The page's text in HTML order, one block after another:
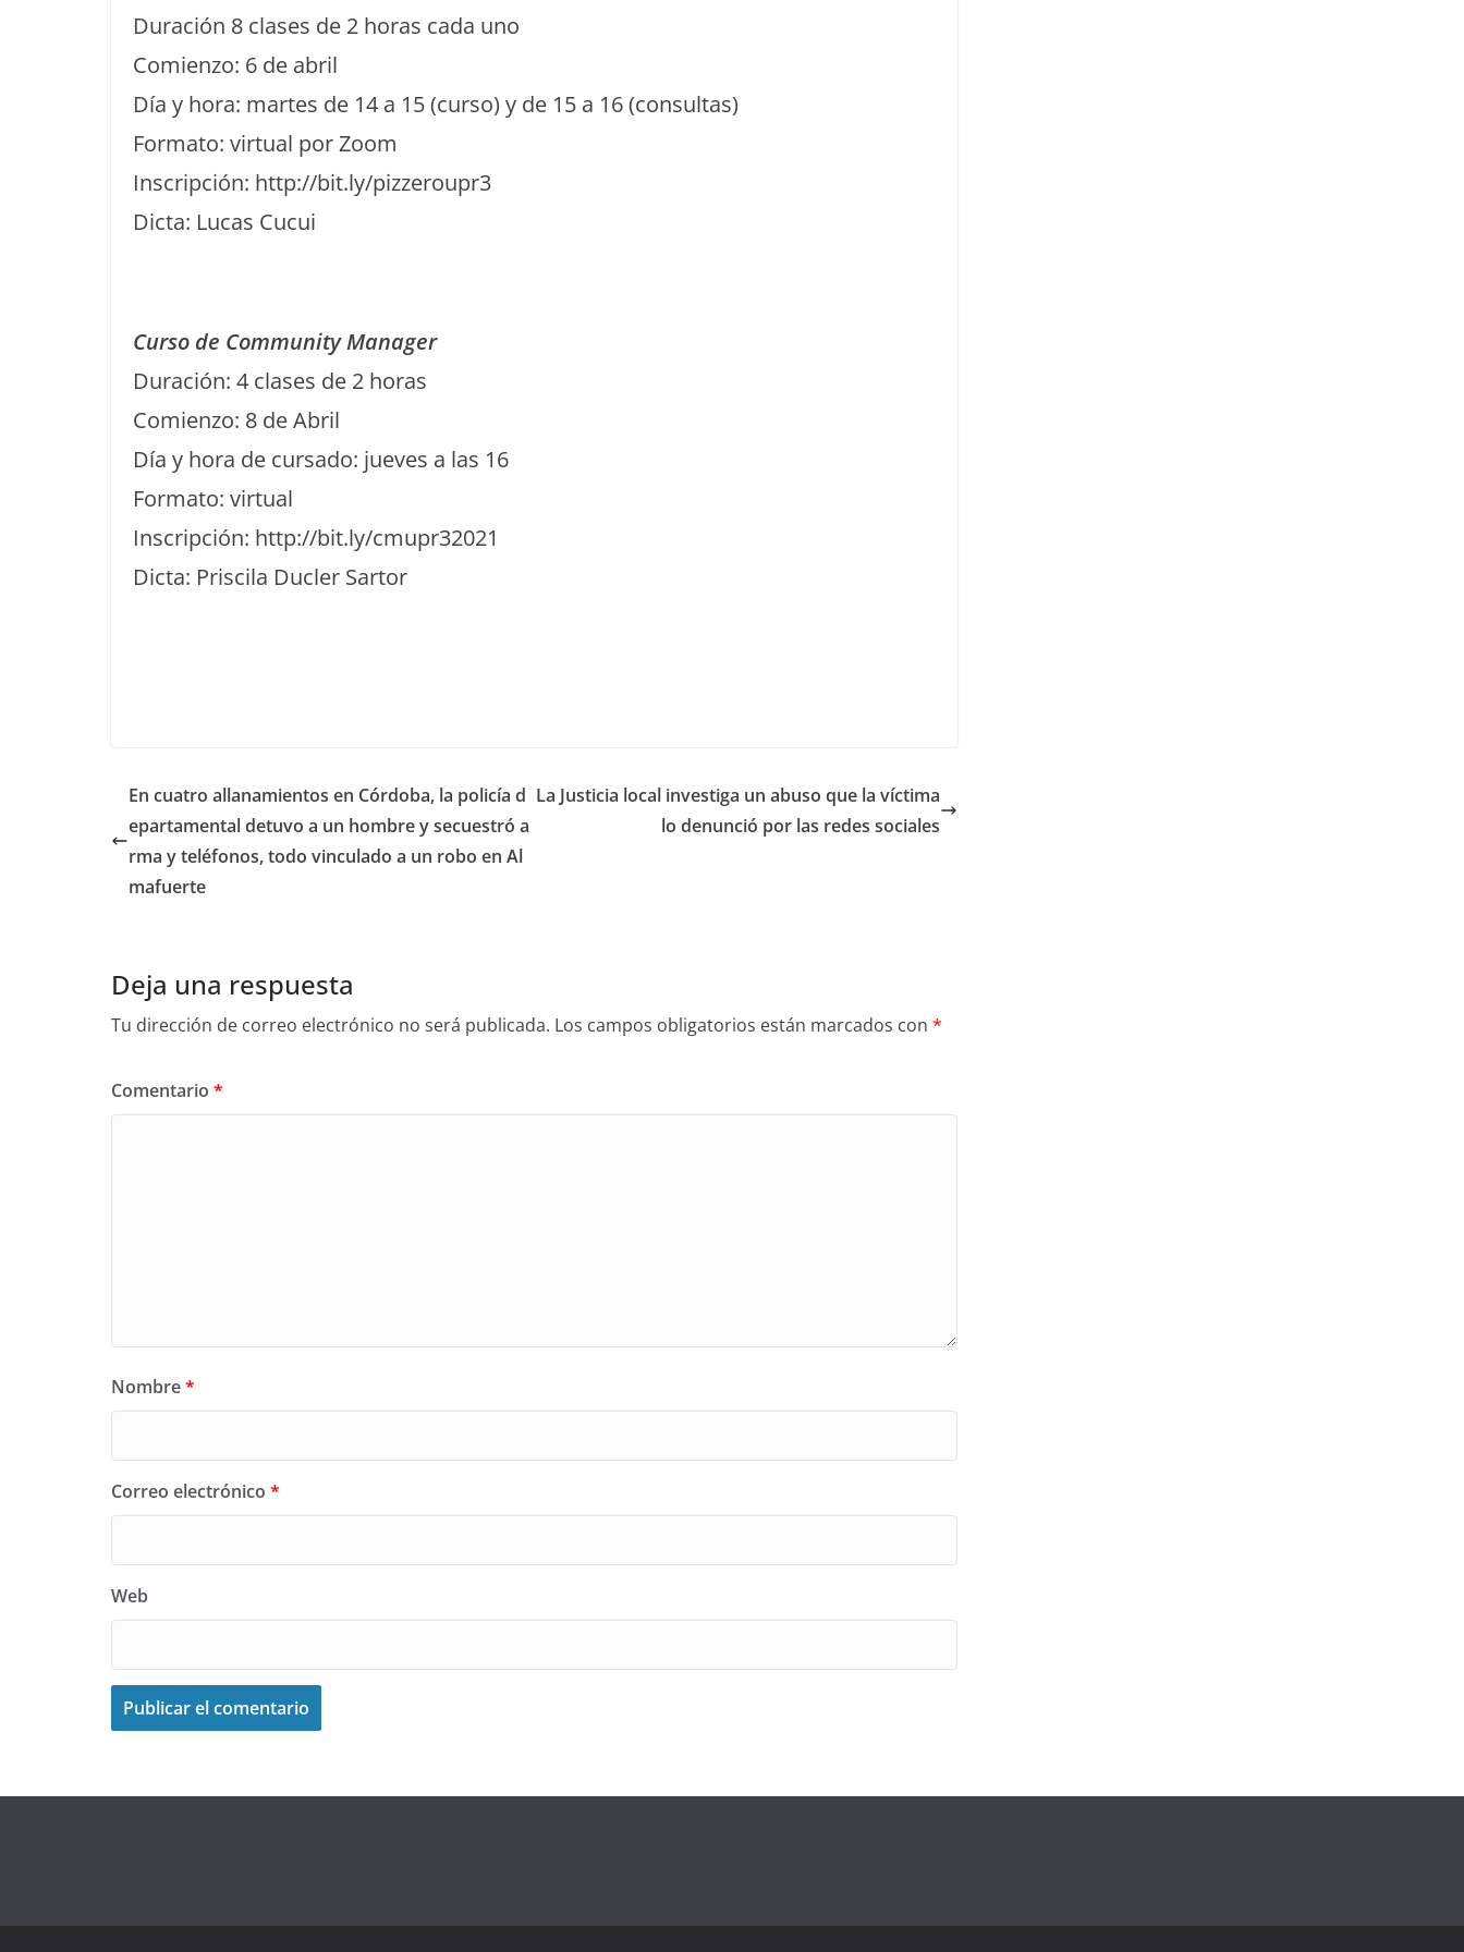
Duración 8 clases de 2 horas cada uno
Comienzo: 6 de abril
Día y hora: martes de 14 a 15 (curso) y de 15 a 16 (consultas)
Formato: virtual por Zoom
Inscripción: http://bit.ly/pizzeroupr3
Dicta: Lucas Cucui
Curso de Community Manager
Duración: 4 clases de 2 horas
Comienzo: 8 de Abril
Día y hora de cursado: jueves a las 16
Formato: virtual
Inscripción: http://bit.ly/cmupr32021
Dicta: Priscila Ducler Sartor
En cuatro allanamientos en Córdoba, la policía d
epartamental detuvo a un hombre y secuestró a
rma y teléfonos, todo vinculado a un robo en Al
mafuerte
La Justicia local investiga un abuso que la víctima
lo denunció por las redes sociales
Deja una respuesta
Tu dirección de correo electrónico no será publicada. Los campos obligatorios están marcados con *
Comentario *
Nombre*
Correo electrónico *
Web